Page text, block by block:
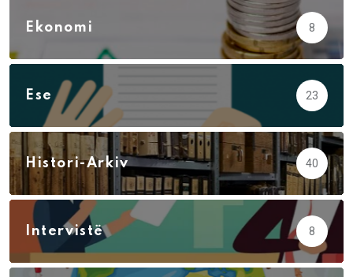
Ekonomi 8
Ese 23
Histori-Arkiv 40
Intervistë 8